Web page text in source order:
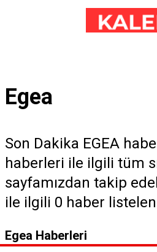
Egea
Son Dakika EGEA
haberleri ile ilgili tüm
sayfamızdan takip
ile ilgili 0 haber
Egea Haberleri